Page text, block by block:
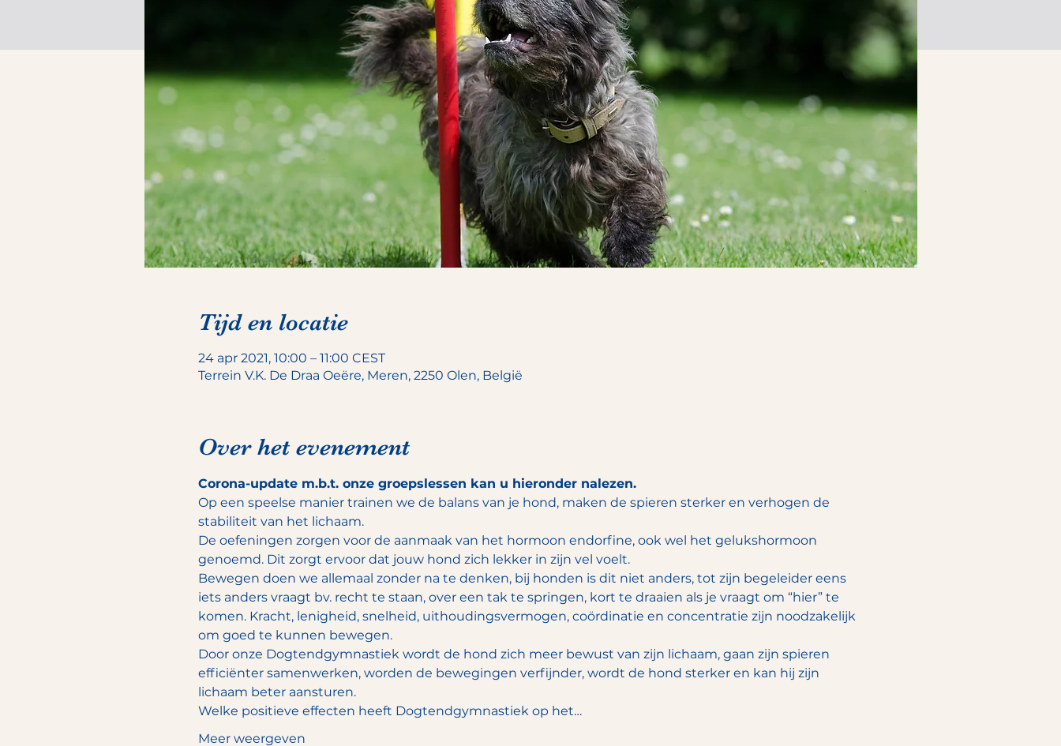
Tijd en locatie
24 apr 2021, 10:00 – 11:00 CEST
Terrein V.K. De Draa Oeëre, Meren, 2250 Olen, België
Over het evenement
Corona-update m.b.t. onze groepslessen kan u hieronder nalezen.
Op een speelse manier trainen we de balans van je hond, maken de spieren sterker en verhogen de
stabiliteit van het lichaam.
De oefeningen zorgen voor de aanmaak van het hormoon endorfine, ook wel het gelukshormoon
genoemd. Dit zorgt ervoor dat jouw hond zich lekker in zijn vel voelt.
Bewegen doen we allemaal zonder na te denken, bij honden is dit niet anders, tot zijn begeleider eens
iets anders vraagt bv. recht te staan, over een tak te springen, kort te draaien als je vraagt om “hier” te
komen. Kracht, lenigheid, snelheid, uithoudingsvermogen, coördinatie en concentratie zijn noodzakelijk
om goed te kunnen bewegen.
Door onze Dogtendgymnastiek wordt de hond zich meer bewust van zijn lichaam, gaan zijn spieren
efficiënter samenwerken, worden de bewegingen verfijnder, wordt de hond sterker en kan hij zijn
lichaam beter aansturen.
Welke positieve effecten heeft Dogtendgymnastiek op het…
Meer weergeven